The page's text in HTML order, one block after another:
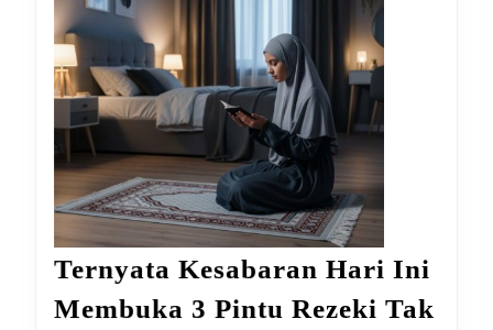
Ternyata Kesabaran Hari Ini
Membuka 3 Pintu Rezeki Tak